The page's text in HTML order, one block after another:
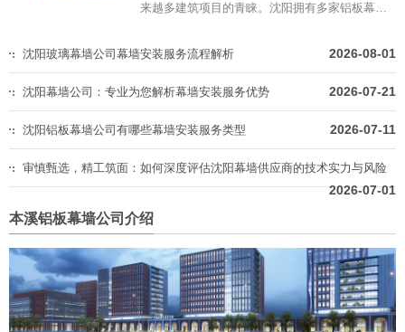
来越多建筑项目的青睐。沈阳拥有多家铝板幕墙
沈阳玻璃幕墙公司幕墙安装服务流程解析 2026-08-01
沈阳幕墙公司：专业为您解析幕墙安装服务优势 2026-07-21
沈阳铝板幕墙公司有哪些幕墙安装服务类型 2026-07-11
审慎甄选，精工筑面：如何深度评估沈阳幕墙供应商的技术实力与风险
2026-07-01
本溪铝板幕墙公司介绍